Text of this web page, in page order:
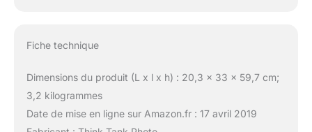
Fiche technique
Dimensions du produit (L x l x h) : 20,3 x 33 x 59,7 cm;
3,2 kilogrammes
Date de mise en ligne sur Amazon.fr : 17 avril 2019